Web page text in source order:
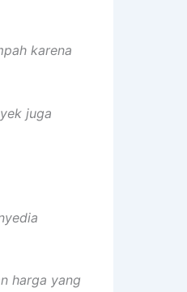
karena
juga
harga yang